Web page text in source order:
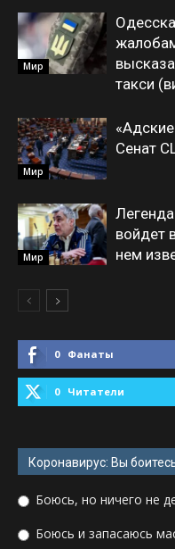
Мир
такси
Мир
Сенат
Мир
войдет
нем
0 Фанаты
0 Читатели
Коронавирус: Вы
Боюсь, но ничего не
Боюсь и запасаюсь